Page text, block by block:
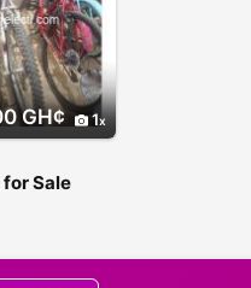
GH¢ 1
Sale